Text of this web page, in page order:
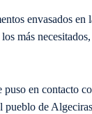
envasados en
más
en contacto
de